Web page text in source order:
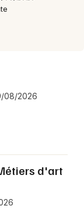
08/2026
d'art